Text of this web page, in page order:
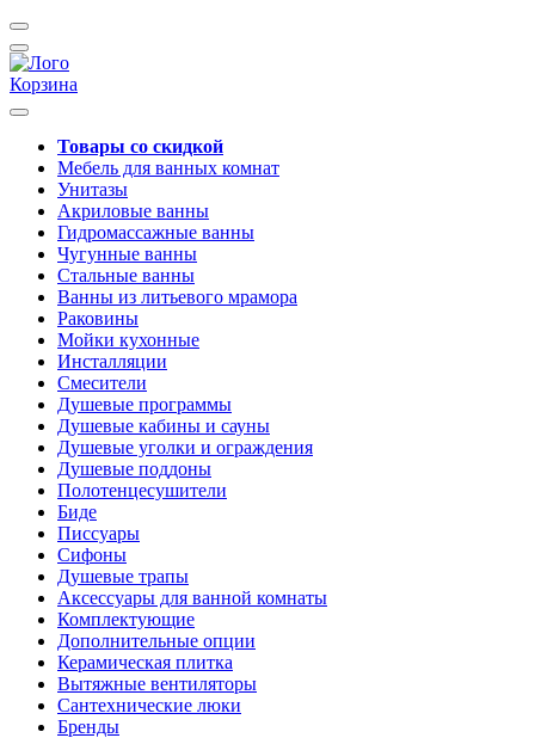
Корзина
Товары со скидкой
Мебель для ванных комнат
Унитазы
Акриловые ванны
Гидромассажные ванны
Чугунные ванны
Стальные ванны
Ванны из литьевого мрамора
Раковины
Мойки кухонные
Инсталляции
Смесители
Душевые программы
Душевые кабины и сауны
Душевые уголки и ограждения
Душевые поддоны
Полотенцесушители
Биде
Писсуары
Сифоны
Душевые трапы
Аксессуары для ванной комнаты
Комплектующие
Дополнительные опции
Керамическая плитка
Вытяжные вентиляторы
Сантехнические люки
Бренды